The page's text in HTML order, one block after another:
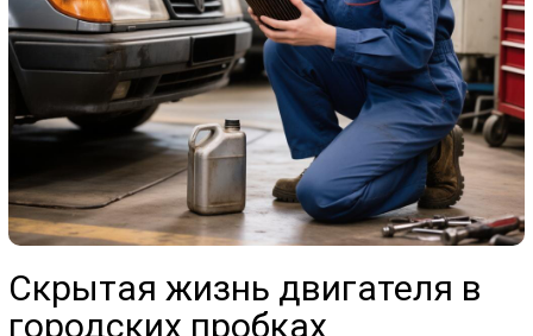
Скрытая жизнь двигателя в
городских пробках